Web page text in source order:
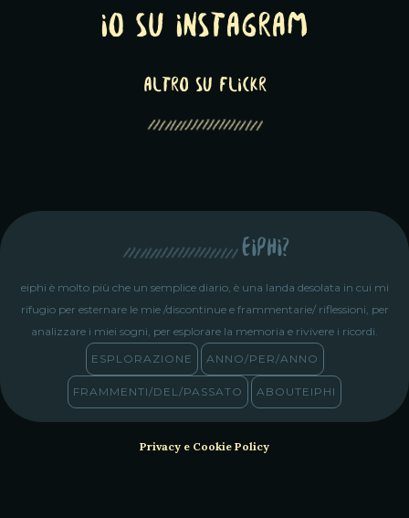
Io su Instagram
altro su Flickr
eiphi?
eiphi è molto più che un semplice diario, è una landa desolata in cui mi
rifugio per esternare le mie /discontinue e frammentarie/ riflessioni, per
analizzare i miei sogni, per esplorare la memoria e rivivere i ricordi.
ESPLORAZIONE
ANNO/PER/ANNO
FRAMMENTI/DEL/PASSATO ABOUTEIPHI
Privacy e Cookie Policy